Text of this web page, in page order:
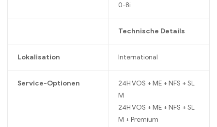
0-8i
Technische Details
Lokalisation International
Service-Optionen
24H VOS + ME + NFS + SL
M
24H VOS + ME + NFS + SL
M + Premium